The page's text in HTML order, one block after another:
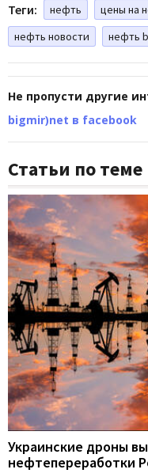
Теги: нефть цены на
нефть новости
нефть
Не пропусти другие
bigmir)net в facebook
Статьи по теме
Украинские дроны
нефтепереработки